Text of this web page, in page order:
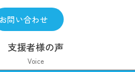
お問い合わせ
支援者様の声
Voice